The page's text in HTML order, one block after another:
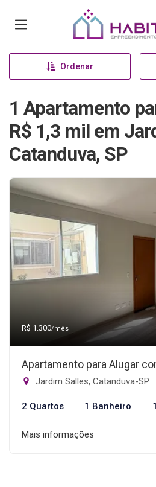
Página inicial
Ordenar
1 Apartamento
R$ 1,3 mil em
Catanduva, SP
R$ 1.300/mês
Apartamento para Alugar
Jardim Salles, Catanduva-SP
2 Quartos 1 Banheiro
Mais informações